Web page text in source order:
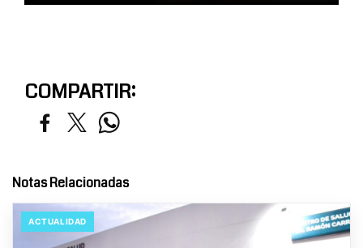
COMPARTIR:
Notas Relacionadas
ACTUALIDAD